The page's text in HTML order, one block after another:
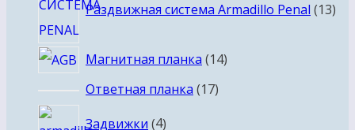
Раздвижная система Armadillo Penal 13
Магнитная планка 1414
Ответная планка 1717
Задвижки 44